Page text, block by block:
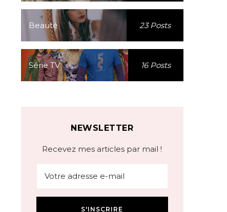
Beauté 23 Posts
Série TV 16 Posts
NEWSLETTER
Recevez mes articles par mail !